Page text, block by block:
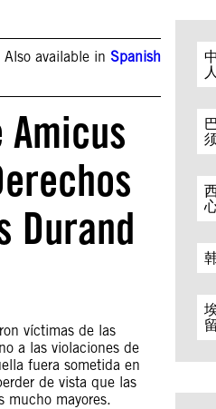
Also available inSpanish
Durand
víctimas de las
a las violaciones de
fuera sometida en
de vista que las
mucho mayores.